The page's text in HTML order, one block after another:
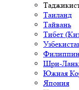
Таиланд
Тайвань
Тибет
Шри-
Южная
Япония